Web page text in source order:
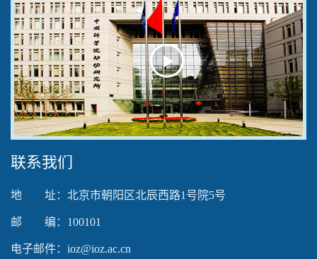
Play
Video
联系我们
地 址：北京市朝阳区北辰西路1号院5号
邮 编：100101
电子邮件：ioz@ioz.ac.cn